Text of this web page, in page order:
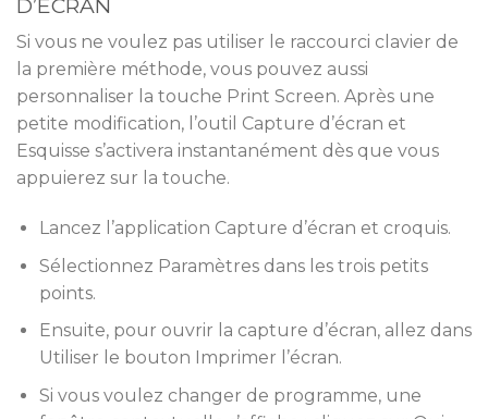
Si vous ne voulez pas utiliser le raccourci clavier de
la première méthode, vous pouvez aussi
personnaliser la touche Print Screen. Après une
petite modification, l’outil Capture d’écran et
Esquisse s’activera instantanément dès que vous
appuierez sur la touche.
Lancez l’application Capture d’écran et croquis.
Sélectionnez Paramètres dans les trois petits
points.
Ensuite, pour ouvrir la capture d’écran, allez dans
Utiliser le bouton Imprimer l’écran.
Si vous voulez changer de programme, une